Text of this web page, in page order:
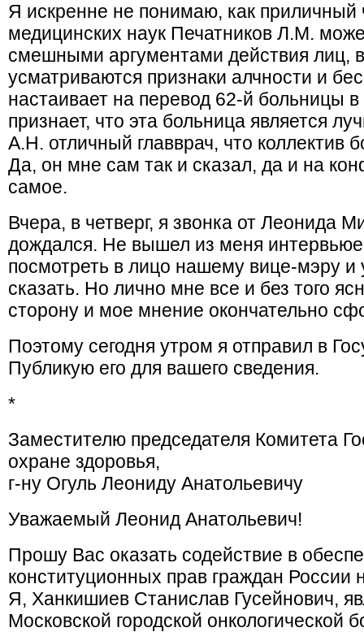
Я искренне не понимаю, как приличный
медицинских наук Печатников Л.М.
смешными аргументами действия лиц,
усматриваются признаки алчности и
настаивает на перевод 62-й больницы
признает, что эта больница является
А.Н. отличный главврач, что
Да, он мне сам так и сказал, да и на
самое.
Вчера, в четверг, я звонка от Леонида
дождался. Не вышел из меня
посмотреть в лицо нашему вице-мэру и
сказать. Но лично мне все и без того
сторону и мое мнение окончательно
Поэтому сегодня утром я отправил в
Публикую его для вашего сведения.
*
Заместителю председателя Комитета
охране здоровья,
г-ну Огуль Леониду Анатольевичу
Уважаемый Леонид Анатольевич!
Прошу Вас оказать содействие в
конституционных прав граждан России
Я, Ханкишиев Станислав Гусейнович,
Московской городской